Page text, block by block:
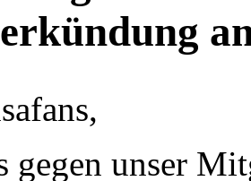
gegen unser